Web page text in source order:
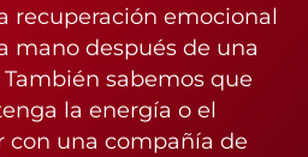
recuperación emocional
mano después de una
sabemos que
la energía o el
con una compañía de